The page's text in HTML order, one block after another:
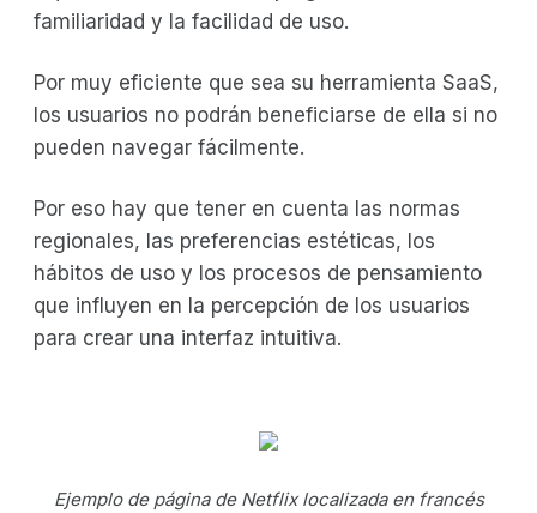
familiaridad y la facilidad de uso.
Por muy eficiente que sea su herramienta SaaS,
los usuarios no podrán beneficiarse de ella si no
pueden navegar fácilmente.
Por eso hay que tener en cuenta las normas
regionales, las preferencias estéticas, los
hábitos de uso y los procesos de pensamiento
que influyen en la percepción de los usuarios
para crear una interfaz intuitiva.
Ejemplo de página de Netflix localizada en francés